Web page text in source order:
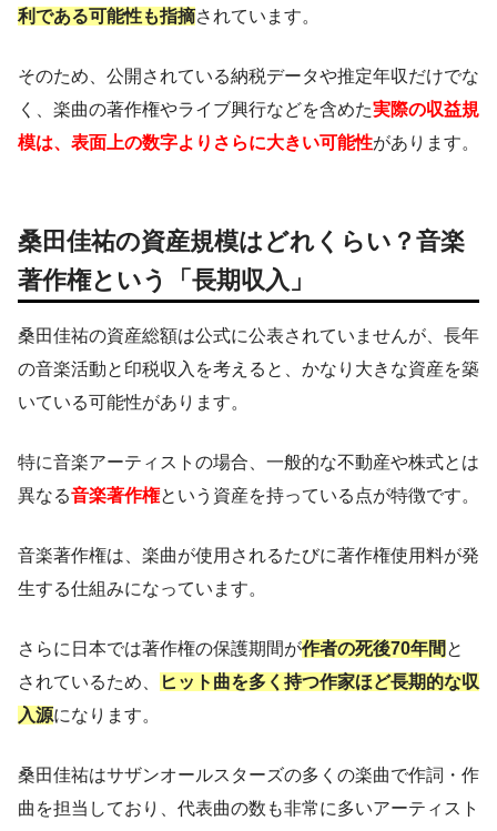
利である可能性も指摘されています。
そのため、公開されている納税データや推定年収だけでな
く、楽曲の著作権やライブ興行などを含めた実際の収益規
模は、表面上の数字よりさらに大きい可能性があります。
桑田佳祐の資産規模はどれくらい？音楽
著作権という「長期収入」
桑田佳祐の資産総額は公式に公表されていませんが、長年
の音楽活動と印税収入を考えると、かなり大きな資産を築
いている可能性があります。
特に音楽アーティストの場合、一般的な不動産や株式とは
異なる音楽著作権という資産を持っている点が特徴です。
音楽著作権は、楽曲が使用されるたびに著作権使用料が発
生する仕組みになっています。
さらに日本では著作権の保護期間が作者の死後70年間 と
されているため、
ヒット曲を多く持つ作家ほど長期的な収
入源になります。
桑田佳祐はサザンオールスターズの多くの楽曲で作詞・作
曲を担当しており、代表曲の数も非常に多いアーティスト